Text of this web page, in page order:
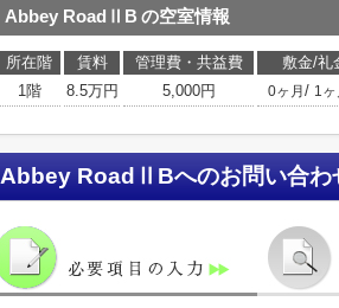
Abbey RoadⅡB の空室情報
所在階 賃料 管理費・共益費 敷金/礼
1階
8.5万円 5,000円 0ヶ月 / 1ヶ
Abbey RoadⅡBへのお問い合わ